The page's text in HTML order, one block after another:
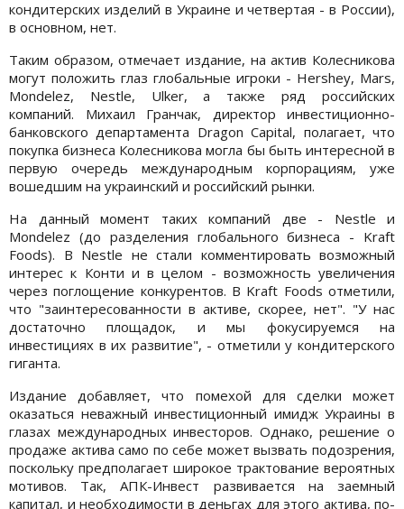
кондитерских изделий в Украине и четвертая - в России),
в основном, нет.
Таким образом, отмечает издание, на актив Колесникова
могут положить глаз глобальные игроки - Hershey, Mars,
Mondelez, Nestle, Ulker, а также ряд российских
компаний. Михаил Гранчак, директор инвестиционно-
банковского департамента Dragon Capital, полагает, что
покупка бизнеса Колесникова могла бы быть интересной в
первую очередь международным корпорациям, уже
вошедшим на украинский и российский рынки.
На данный момент таких компаний две - Nestle и
Mondelez (до разделения глобального бизнеса - Kraft
Foods). В Nestle не стали комментировать возможный
интерес к Конти и в целом - возможность увеличения
через поглощение конкурентов. В Kraft Foods отметили,
что "заинтересованности в активе, скорее, нет". "У нас
достаточно площадок, и мы фокусируемся на
инвестициях в их развитие", - отметили у кондитерского
гиганта.
Издание добавляет, что помехой для сделки может
оказаться неважный инвестиционный имидж Украины в
глазах международных инвесторов. Однако, решение о
продаже актива само по себе может вызвать подозрения,
поскольку предполагает широкое трактование вероятных
мотивов. Так, АПК-Инвест развивается на заемный
капитал, и необходимости в деньгах для этого актива, по-